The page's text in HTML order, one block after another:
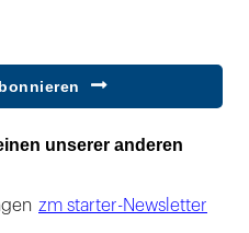
unserer anderen
zm starter-Newsletter